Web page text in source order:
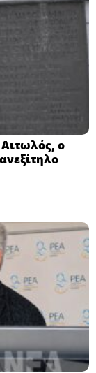
Αιτωλός, ο